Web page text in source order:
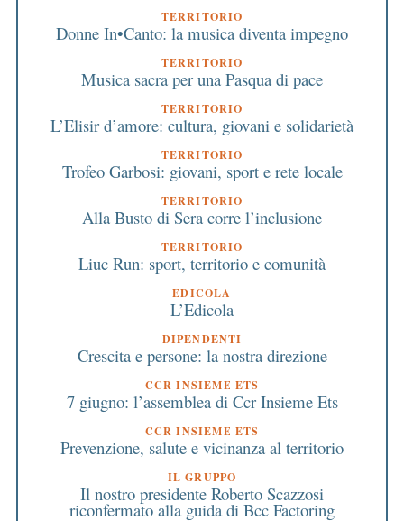
TERRITORIO
Donne In•Canto: la musica diventa impegno
TERRITORIO
Musica sacra per una Pasqua di pace
TERRITORIO
L’Elisir d’amore: cultura, giovani e solidarietà
TERRITORIO
Trofeo Garbosi: giovani, sport e rete locale
TERRITORIO
Alla Busto di Sera corre l’inclusione
TERRITORIO
Liuc Run: sport, territorio e comunità
EDICOLA
L’Edicola
DIPENDENTI
Crescita e persone: la nostra direzione
CCR INSIEME ETS
7 giugno: l’assemblea di Ccr Insieme Ets
CCR INSIEME ETS
Prevenzione, salute e vicinanza al territorio
IL GRUPPO
Il nostro presidente Roberto Scazzosi
riconfermato alla guida di Bcc Factoring